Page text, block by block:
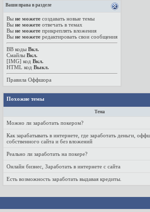
Ваши права в разделе
Вы не можете создавать новые темы
Вы не можете отвечать в темах
Вы не можете прикреплять вложения
Вы не можете редактировать свои сообщения
BB коды Вкл.
Смайлы Вкл.
[IMG] код Вкл.
HTML код Выкл.
Правила Оффшора
Похожие темы
Тема
Можно ли заработать покером?
Как зарабатывать в интернете, где заработать деньги,
собственного сайта и без вложений
Реально ли заработать на покере?
Онлайн бизнес, Заработать в интернете с сайта
Есть возможность заработать выдавая кредиты.